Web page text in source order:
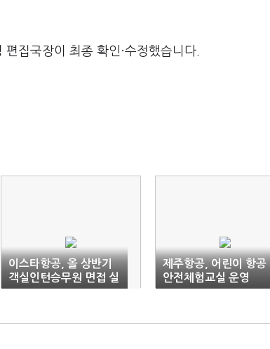
집국장이 최종 확인·수정했습니다.
이스타항공, 올 상반기
객실인턴승무원 면접 실
시
제주항공, 어린이 항공
안전체험교실 운영